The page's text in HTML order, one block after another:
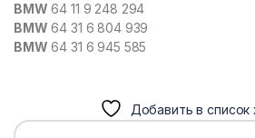
BMW 64 11 9 248 294
BMW 64 31 6 804 939
BMW 64 31 6 945 585
Добавить в список